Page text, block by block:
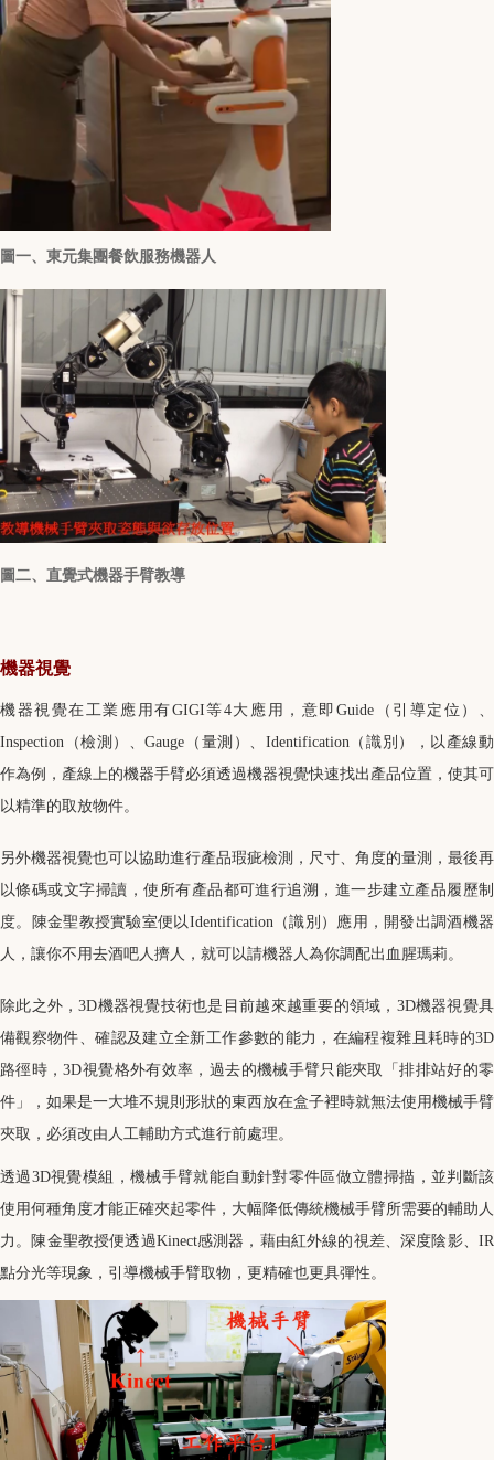
圖一、東元集團餐飲服務機器人
圖二、直覺式機器手臂教導
機器視覺
機器視覺在工業應用有GIGI等4大應用，意即Guide（引導定位）、
Inspection（檢測）、Gauge（量測）、Identification（識別），以產線動
作為例，產線上的機器手臂必須透過機器視覺快速找出產品位置，使其可
以精準的取放物件。
另外機器視覺也可以協助進行產品瑕疵檢測，尺寸、角度的量測，最後再
以條碼或文字掃讀，使所有產品都可進行追溯，進一步建立產品履歷制
度。陳金聖教授實驗室便以Identification（識別）應用，開發出調酒機器
人，讓你不用去酒吧人擠人，就可以請機器人為你調配出血腥瑪莉。
除此之外，3D機器視覺技術也是目前越來越重要的領域，3D機器視覺具
備觀察物件、確認及建立全新工作參數的能力，在編程複雜且耗時的3D
路徑時，3D視覺格外有效率，過去的機械手臂只能夾取「排排站好的零
件」，如果是一大堆不規則形狀的東西放在盒子裡時就無法使用機械手臂
夾取，必須改由人工輔助方式進行前處理。
透過3D視覺模組，機械手臂就能自動針對零件區做立體掃描，並判斷該
使用何種角度才能正確夾起零件，大幅降低傳統機械手臂所需要的輔助人
力。陳金聖教授便透過Kinect感測器，藉由紅外線的視差、深度陰影、IR
點分光等現象，引導機械手臂取物，更精確也更具彈性。